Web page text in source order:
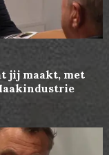
jij maakt, met